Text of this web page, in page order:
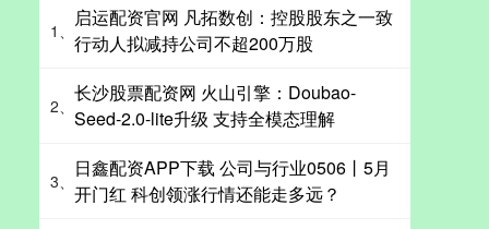
1、
启运配资官网 凡拓数创：控股股东之一致
行动人拟减持公司不超200万股
2、
长沙股票配资网 火山引擎：Doubao-
Seed-2.0-lite升级 支持全模态理解
3、
日鑫配资APP下载 公司与行业0506丨5月
开门红 科创领涨行情还能走多远？